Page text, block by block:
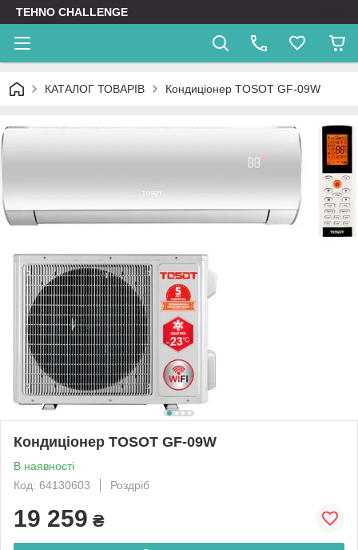
TEHNO CHALLENGE
КАТАЛОГ ТОВАРІВ Кондиціонер TOSOT GF-09W
Кондиціонер TOSOT GF-09W
В наявності
Код: 64130603
Роздріб
19 259 ₴